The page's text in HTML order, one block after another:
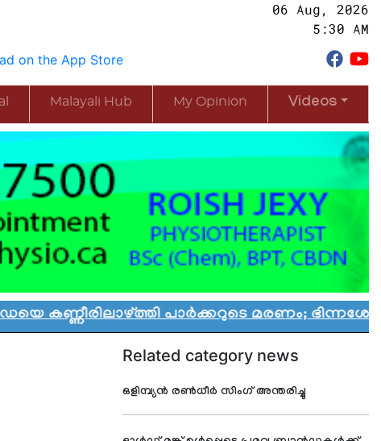
06 Aug, 2026
5:30 AM
Malayali Hub My Opinion Videos
പാർക്കറുടെ മരണം; ഭിന്നശേഷി
Related category news
ഒളിമ്പ്യന്‍ രണ്‍ധീര്‍ സിംഗ് അന്തരിച്ചു